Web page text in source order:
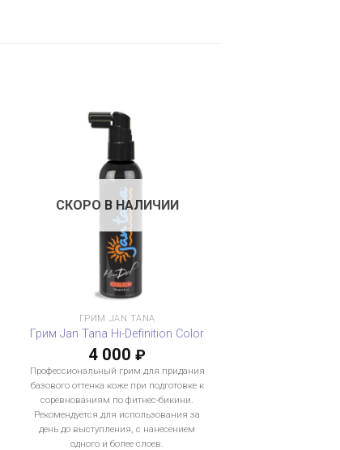
СКОРО В НАЛИЧИИ
ГРИМ JAN TANA
Грим Jan Tana Hi-Definition Color
4 000₽
Профессиональный грим для придания
базового оттенка коже при подготовке к
соревнованиям по фитнес-бикини.
Рекомендуется для использования за
день до выступления, с нанесением
одного и более слоев.